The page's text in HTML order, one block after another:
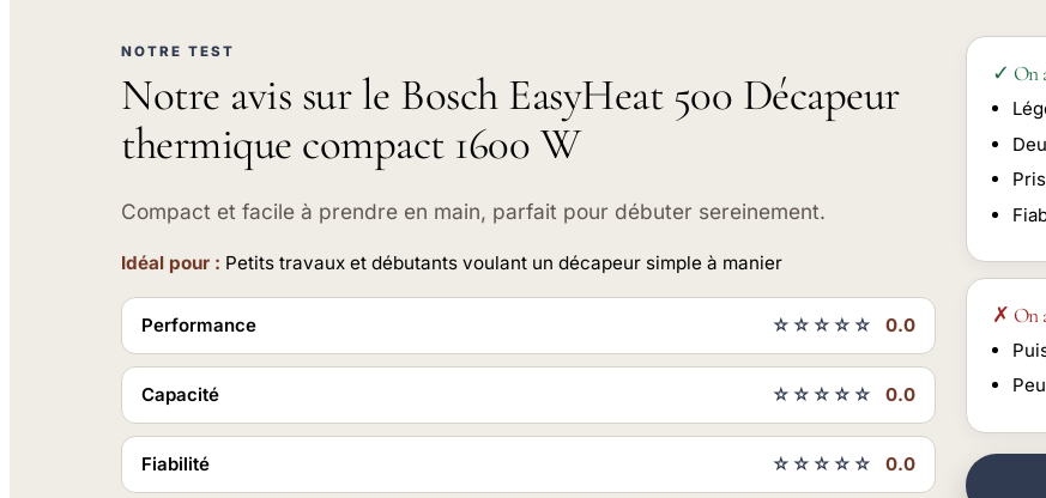
NOTRE TEST
Notre avis sur le Bosch EasyHeat 500 Décapeur
thermique compact 1600 W
Compact et facile à prendre en main, parfait pour débuter sereinement.
Idéal pour : Petits travaux et débutants voulant un décapeur simple à manier
Performance ☆☆☆☆☆ 0.0
Capacité ☆☆☆☆☆ 0.0
Fiabilité ☆☆☆☆☆ 0.0
✓ On
✗ On